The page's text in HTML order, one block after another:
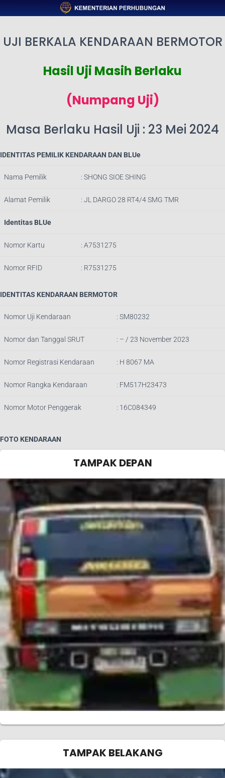
UJI BERKALA KENDARAAN BERMOTOR
Hasil Uji Masih Berlaku
(Numpang Uji)
Masa Berlaku Hasil Uji : 23 Mei 2024
IDENTITAS PEMILIK KENDARAAN DAN BLUe
Nama Pemilik : SHONG SIOE SHING
Alamat Pemilik : JL DARGO 28 RT4/4 SMG TMR
Identitas BLUe
Nomor Kartu : A7531275
Nomor RFID : R7531275
IDENTITAS KENDARAAN BERMOTOR
Nomor Uji Kendaraan : SM80232
Nomor dan Tanggal SRUT : – / 23 November 2023
Nomor Registrasi Kendaraan : H 8067 MA
Nomor Rangka Kendaraan : FM517H23473
Nomor Motor Penggerak : 16C084349
FOTO KENDARAAN
TAMPAK DEPAN
TAMPAK BELAKANG